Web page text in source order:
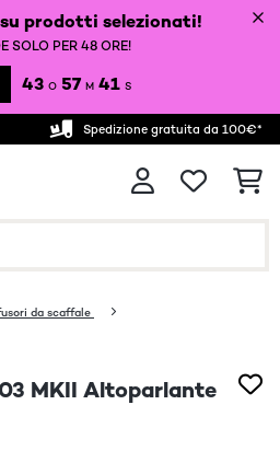
prodotti selezionati!
SOLO PER 48 ORE!
43 O 57 M 41 S
Spedizione gratuita da 100€*
da scaffale
MKII Altoparlante